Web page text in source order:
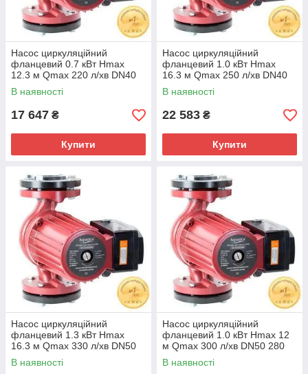
Насос циркуляційний
фланцевий 0.7 кВт Hmax
12.3 м Qmax 220 л/хв DN40
250 мм + відповідна фланець
AQUATICA (774167)
В наявності
17 647 ₴
Купити
Насос циркуляційний
фланцевий 1.0 кВт Hmax
16.3 м Qmax 250 л/хв DN40
250 мм + відповідна фланець
AQUATICA (774187)
В наявності
22 583 ₴
Купити
Насос циркуляційний
фланцевий 1.3 кВт Hmax
16.3 м Qmax 330 л/хв DN50
280 мм + відповідна фланець
AQUATICA (774188)
В наявності
Насос циркуляційний
фланцевий 1.0 кВт Hmax 12
м Qmax 300 л/хв DN50 280
мм + відповідна фланець
AQUATICA (774168)
В наявності